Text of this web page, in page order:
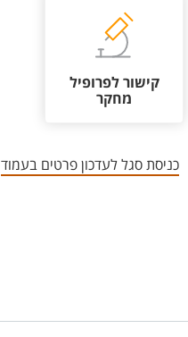
קישור לפרופיל
מחקר
כניסת סגל לעדכון פרטים בעמוד